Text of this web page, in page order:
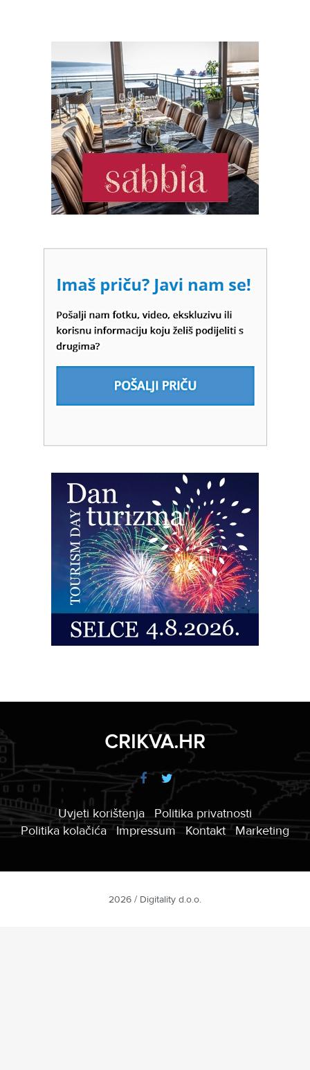
CRIKVA.HR
Uvjeti korištenja
Politika privatnosti
Politika kolačića
Impressum Kontakt Marketing
2026 / Digitality d.o.o.